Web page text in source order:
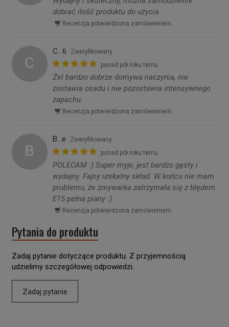
dobrać ilość produktu do użycia
Recenzja potwierdzona zamówieniem.
C
C...6
Zweryfikowany
ponad pół roku temu
Żel bardzo dobrze domywa naczynia, nie
zostawia osadu i nie pozostawia intensywnego
zapachu.
Recenzja potwierdzona zamówieniem.
B
B...e
Zweryfikowany
ponad pół roku temu
POLECAM :) Super myje, jest bardzo gęsty i
wydajny. Fajny unikalny skład. W końcu nie mam
problemu, że zmywarka zatrzymała się z błędem
E15 pełna piany :)
Recenzja potwierdzona zamówieniem.
Pytania do produktu
Zadaj pytanie dotyczące produktu. Z przyjemnością
udzielimy szczegółowej odpowiedzi.
Zadaj pytanie